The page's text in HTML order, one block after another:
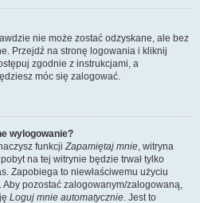
nie może zostać odzyskane, ale bez
Przejdź na stronę logowania i kliknij
zgodnie z instrukcjami, a
móc się zalogować.
wylogowanie?
funkcjiZapamiętaj mnie, witryna
na tej witrynie będzie trwał tylko
Zapobiega to niewłaściwemu użyciu
pozostać zalogowanym/zalogowaną,
Loguj mnie automatycznie. Jest to